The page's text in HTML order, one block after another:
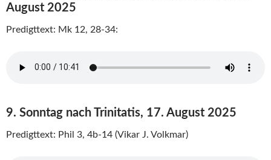
August 2025
Predigttext: Mk 12, 28-34:
9. Sonntag nach Trinitatis, 17. August 2025
Predigttext: Phil 3, 4b-14 (Vikar J. Volkmar)